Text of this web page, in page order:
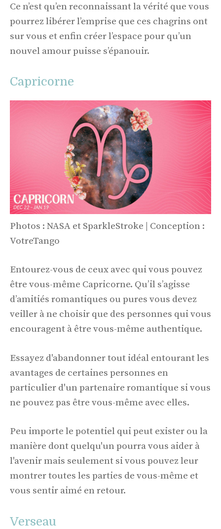
Ce n’est qu’en reconnaissant la vérité que vous
pourrez libérer l’emprise que ces chagrins ont
sur vous et enfin créer l’espace pour qu’un
nouvel amour puisse s’épanouir.
Capricorne
Photos : NASA et SparkleStroke | Conception :
VotreTango
Entourez-vous de ceux avec qui vous pouvez
être vous-même Capricorne. Qu’il s’agisse
d’amitiés romantiques ou pures vous devez
veiller à ne choisir que des personnes qui vous
encouragent à être vous-même authentique.
Essayez d'abandonner tout idéal entourant les
avantages de certaines personnes en
particulier d'un partenaire romantique si vous
ne pouvez pas être vous-même avec elles.
Peu importe le potentiel qui peut exister ou la
manière dont quelqu'un pourra vous aider à
l'avenir mais seulement si vous pouvez leur
montrer toutes les parties de vous-même et
vous sentir aimé en retour.
Verseau